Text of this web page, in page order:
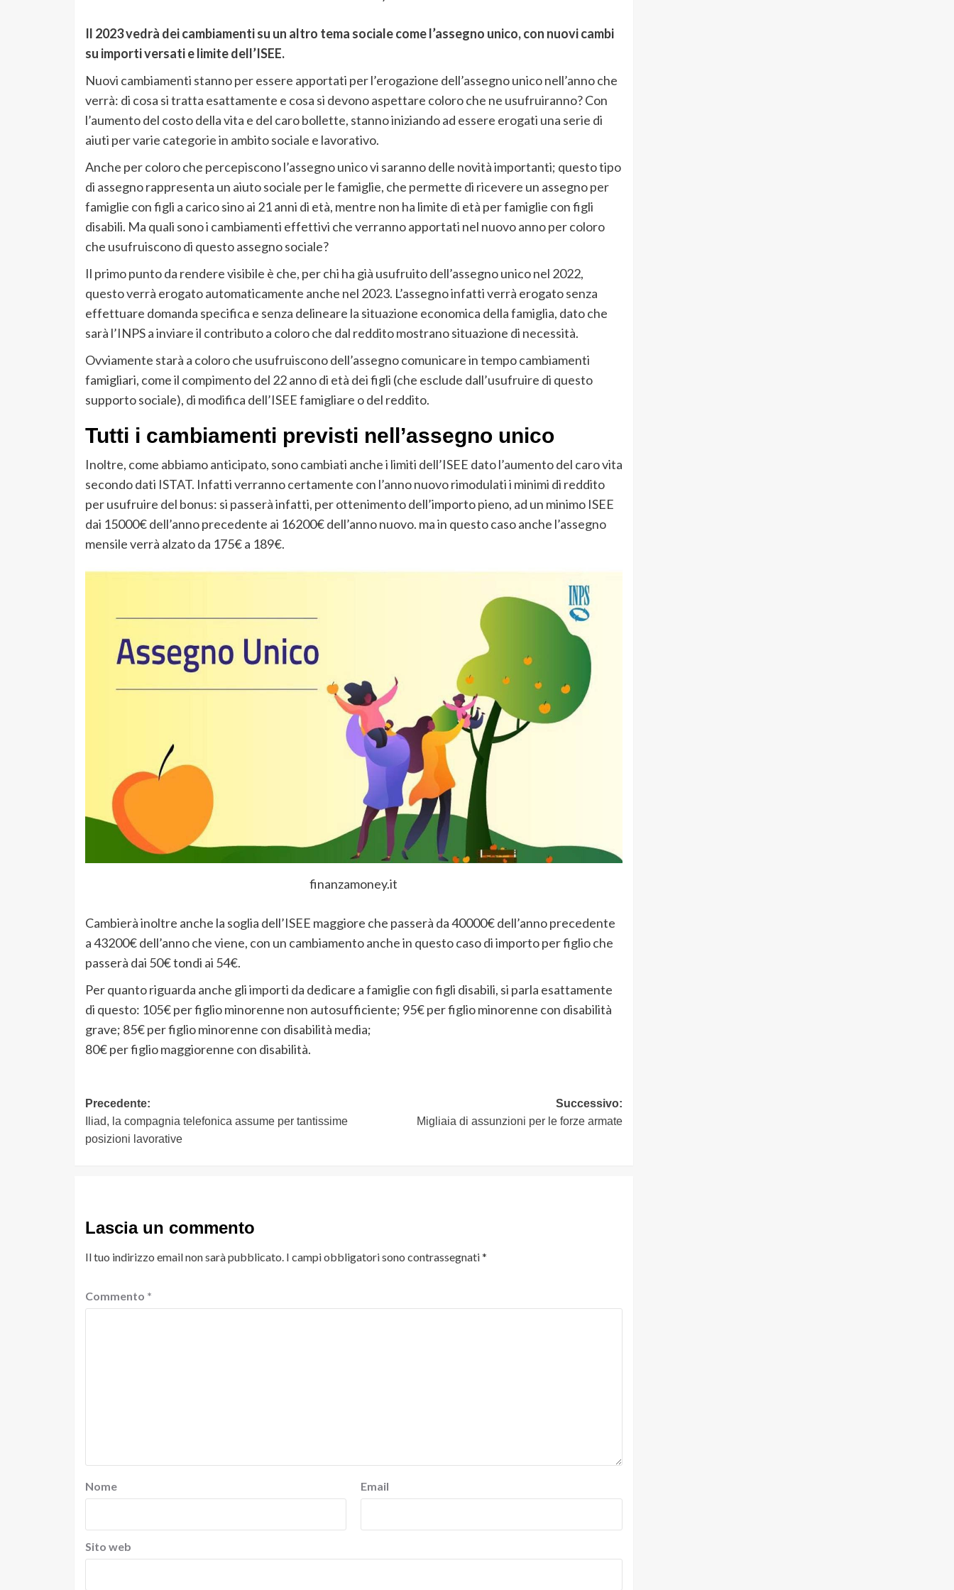
Il 2023 vedrà dei cambiamenti su un altro tema sociale come l’assegno unico, con nuovi cambi
su importi versati e limite dell’ISEE.
Nuovi cambiamenti stanno per essere apportati per l’erogazione dell’assegno unico nell’anno che
verrà: di cosa si tratta esattamente e cosa si devono aspettare coloro che ne usufruiranno? Con
l’aumento del costo della vita e del caro bollette, stanno iniziando ad essere erogati una serie di
aiuti per varie categorie in ambito sociale e lavorativo.
Anche per coloro che percepiscono l’assegno unico vi saranno delle novità importanti; questo tipo
di assegno rappresenta un aiuto sociale per le famiglie, che permette di ricevere un assegno per
famiglie con figli a carico sino ai 21 anni di età, mentre non ha limite di età per famiglie con figli
disabili. Ma quali sono i cambiamenti effettivi che verranno apportati nel nuovo anno per coloro
che usufruiscono di questo assegno sociale?
Il primo punto da rendere visibile è che, per chi ha già usufruito dell’assegno unico nel 2022,
questo verrà erogato automaticamente anche nel 2023. L’assegno infatti verrà erogato senza
effettuare domanda specifica e senza delineare la situazione economica della famiglia, dato che
sarà l’INPS a inviare il contributo a coloro che dal reddito mostrano situazione di necessità.
Ovviamente starà a coloro che usufruiscono dell’assegno comunicare in tempo cambiamenti
famigliari, come il compimento del 22 anno di età dei figli (che esclude dall’usufruire di questo
supporto sociale), di modifica dell’ISEE famigliare o del reddito.
Tutti i cambiamenti previsti nell’assegno unico
Inoltre, come abbiamo anticipato, sono cambiati anche i limiti dell’ISEE dato l’aumento del caro vita
secondo dati ISTAT. Infatti verranno certamente con l’anno nuovo rimodulati i minimi di reddito
per usufruire del bonus: si passerà infatti, per ottenimento dell’importo pieno, ad un minimo ISEE
dai 15000€ dell’anno precedente ai 16200€ dell’anno nuovo. ma in questo caso anche l’assegno
mensile verrà alzato da 175€ a 189€.
finanzamoney.it
Cambierà inoltre anche la soglia dell’ISEE maggiore che passerà da 40000€ dell’anno precedente
a 43200€ dell’anno che viene, con un cambiamento anche in questo caso di importo per figlio che
passerà dai 50€ tondi ai 54€.
Per quanto riguarda anche gli importi da dedicare a famiglie con figli disabili, si parla esattamente
di questo: 105€ per figlio minorenne non autosufficiente; 95€ per figlio minorenne con disabilità
grave; 85€ per figlio minorenne con disabilità media;
80€ per figlio maggiorenne con disabilità.
Navigazione
articolo
Precedente:
Iliad, la compagnia telefonica assume per tantissime
posizioni lavorative
Successivo:
Migliaia di assunzioni per le forze armate
Lascia un commento
Il tuo indirizzo email non sarà pubblicato. I campi obbligatori sono contrassegnati*
Commento *
Nome Email
Sito web